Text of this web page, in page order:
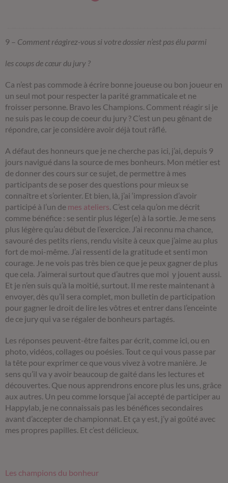
9 – Comment réagirez-vous si votre dossier n’est pas élu parmi
les coups de cœur du jury ?
Ca n’est pas commode à écrire bonne joueuse ou bon joueur en
un seul mot pour respecter la parité grammaticale et ne
froisser personne. Bravo les Champions. Comment réagir si je
ne suis pas le coup de coeur du jury ? C’est un peu gênant de
répondre, car je considère avoir déjà tout râflé.
A défaut des honneurs que je ne cherche pas ici, j’ai, depuis 9
jours navigué dans la source de mes bonheurs. Mon métier est
de donner des cours sur ce sujet, de permettre à mes
participants de se poser des questions pour mieux se
connaître et s’orienter. Et bien, là, j’ai ‘impression d’avoir
participé à l’un de mes ateliers. C’est cela qu’on me décrit
comme bénéfice : se sentir plus léger(e) à la sortie. Je me sens
plus légère qu’au début de l’exercice. J’ai reconnu ma chance,
savouré des petits riens, rendu visite à ceux que j’aime au plus
fort de moi-même. J’ai ressenti de la gratitude et senti mon
courage. Je ne vois pas très bien ce que je peux gagner de plus
que cela. J’aimerai surtout que d’autres que moi y jouent aussi.
Et je n’en suis qu’à la moitié, surtout. Il me reste maintenant à
envoyer, dès qu’il sera complet, mon bulletin de participation
pour gagner le droit de lire les vôtres et entrer dans l’enceinte
de ce jury qui va se régaler de bonheurs partagés.
Les réponses peuvent-être faites par écrit, comme ici, ou en
photo, vidéos, collages ou poésies. Tout ce qui vous passe par
la tête pour exprimer ce que vous vivez à votre manière. Je
sens qu’il va y avoir beaucoup de gaité dans les lectures et
découvertes. Que nous apprendrons encore plus les uns, grâce
aux autres. Un peu comme lorsque j’ai accepté de participer au
Happylab, je ne connaissais pas les bénéfices secondaires
avant d’accepter de championnat. Et ça y est, j’y ai goûté avec
mes propres papilles. Et c’est délicieux.
Les champions du bonheur